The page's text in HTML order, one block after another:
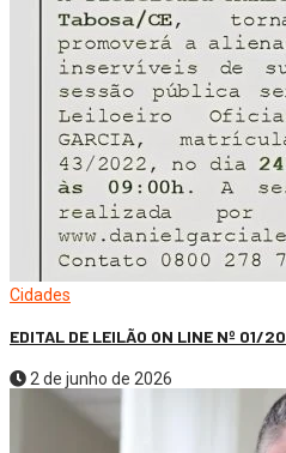
Cidades
EDITAL DE LEILÃO ON LINE Nº 01/
2 de junho de 2026